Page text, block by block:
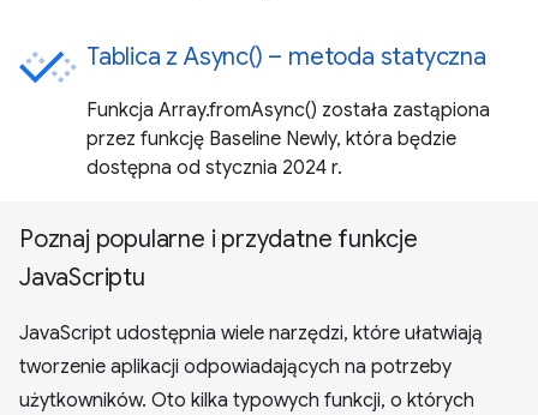
Tablica z Async() – metoda statyczna
Funkcja Array.fromAsync() została zastąpiona
przez funkcję Baseline Newly, która będzie
dostępna od stycznia 2024 r.
Poznaj popularne i przydatne funkcje
JavaScriptu
JavaScript udostępnia wiele narzędzi, które ułatwiają
tworzenie aplikacji odpowiadających na potrzeby
użytkowników. Oto kilka typowych funkcji, o których